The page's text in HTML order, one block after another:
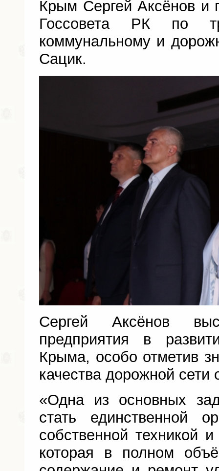
Крым Сергей Аксёнов и
Госсовета РК по
коммунальному и
Сацик.
Сергей Аксёнов
предприятия в
Крыма, особо отметив
качества дорожной сети
«Одна из основных
стать единственной
собственной техникой
которая в полном